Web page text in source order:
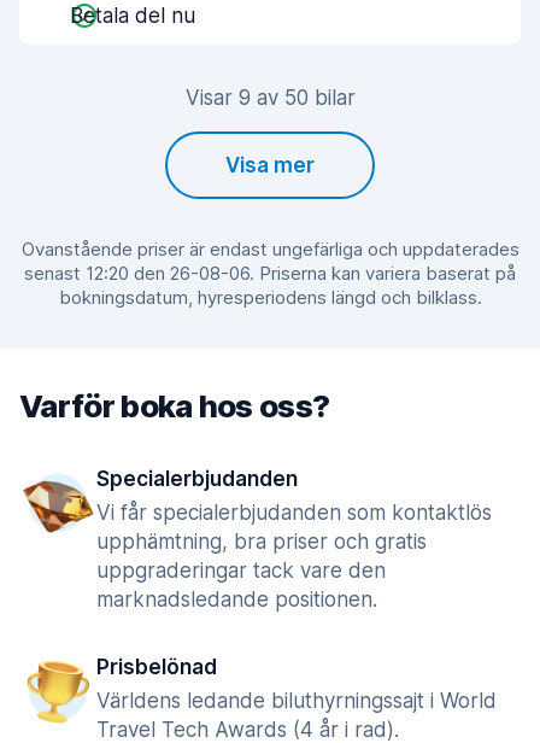
Betala del nu
Visar 9 av 50 bilar
Visa mer
Ovanstående priser är endast ungefärliga och uppdaterades
senast 12:20 den 26-08-06. Priserna kan variera baserat på
bokningsdatum, hyresperiodens längd och bilklass.
Varför boka hos oss?
Specialerbjudanden
Vi får specialerbjudanden som kontaktlös
upphämtning, bra priser och gratis
uppgraderingar tack vare den
marknadsledande positionen.
Prisbelönad
Världens ledande biluthyrningssajt i World
Travel Tech Awards (4 år i rad).